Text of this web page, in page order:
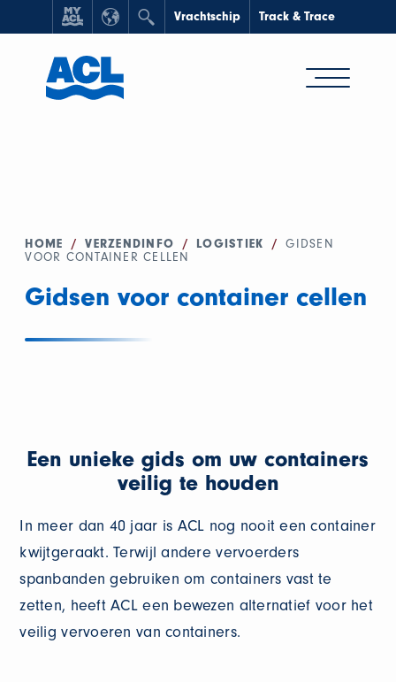
Vrachtschip Track & Trace
HOME / VERZENDINFO / LOGISTIEK /
GIDSEN
VOOR CONTAINER CELLEN
Gidsen voor container cellen
Een unieke gids om uw containers
veilig te houden
In meer dan 40 jaar is ACL nog nooit een container
kwijtgeraakt. Terwijl andere vervoerders
spanbanden gebruiken om containers vast te
zetten, heeft ACL een bewezen alternatief voor het
veilig vervoeren van containers.